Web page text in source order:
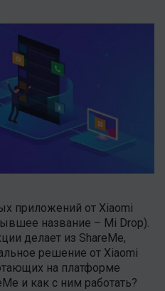
приложений от Xiaomi
название – Mi Drop).
делает из ShareMe,
решение от Xiaomi
на платформе
и как с ним работать?